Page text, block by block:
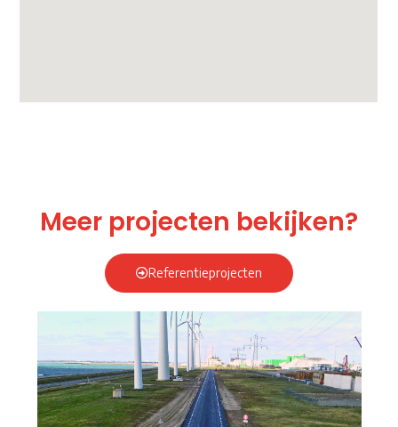
Meer projecten bekijken?
Referentieprojecten